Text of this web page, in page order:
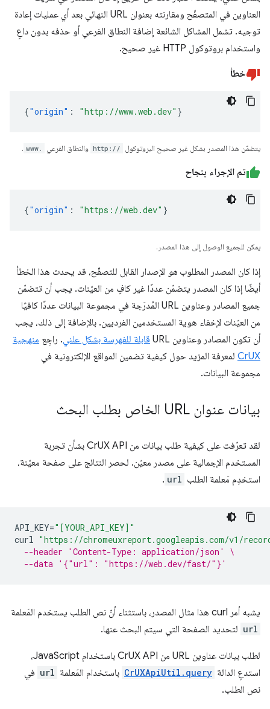
العناوين في المتصفّح ومقارنته بعنوان URL النهائي بعد أي عمليات إعادة
توجيه. تشمل المشاكل الشائعة إضافة النطاق الفرعي أو حذفه بدون داعٍ
واستخدام بروتوكول HTTP غير صحيح.
خطأ
{"origin" : "http://www.web.dev" }
يتضمّن هذا المصدر بشكل غير صحيح البروتوكول http:// والنطاق الفرعي www.
.
تم الإجراء بنجاح
{"origin" : "https://web.dev" }
يمكن للجميع الوصول إلى هذا المصدر.
إذا كان المصدر المطلوب هو الإصدار القابل للتصفّح، قد يحدث هذا الخطأ
أيضًا إذا كان المصدر يتضمّن عددًا غير كافٍ من العيّنات. يجب أن تتضمّن
جميع المصادر وعناوين URL المُدرَجة في مجموعة البيانات عددًا كافيًا
من العيّنات لإخفاء هوية المستخدمين الفرديين. بالإضافة إلى ذلك، يجب
أن تكون المصادر وعناوين URL
قابلة للفهرسة بشكل علني. راجِع منهجية
CrUX لمعرفة المزيد حول كيفية تضمين المواقع الإلكترونية في
مجموعة البيانات.
بيانات عنوان URL الخاص بطلب البحث
لقد تعرّفت على كيفية طلب بيانات من CrUX API بشأن تجربة
المستخدم الإجمالية على مصدر معيّن. لحصر النتائج على صفحة معيّنة،
استخدِم مَعلمة الطلب url
.
API_KEY="[YOUR_API_KEY]"
curl "https://chromeuxreport.googleapis.com/v1/
--header 'Content-Type: application/json' \
--data '{"url": "https://web.dev/fast/"}'
يشبه أمر curl هذا مثال المصدر، باستثناء أنّ نص الطلب يستخدم المَعلمة
url لتحديد الصفحة التي سيتم البحث عنها.
لطلب بيانات عناوين URL من CrUX API باستخدام JavaScript،
استدعِ الدالة CrUXApiUtil.query باستخدام المَعلمة url في
نص الطلب.